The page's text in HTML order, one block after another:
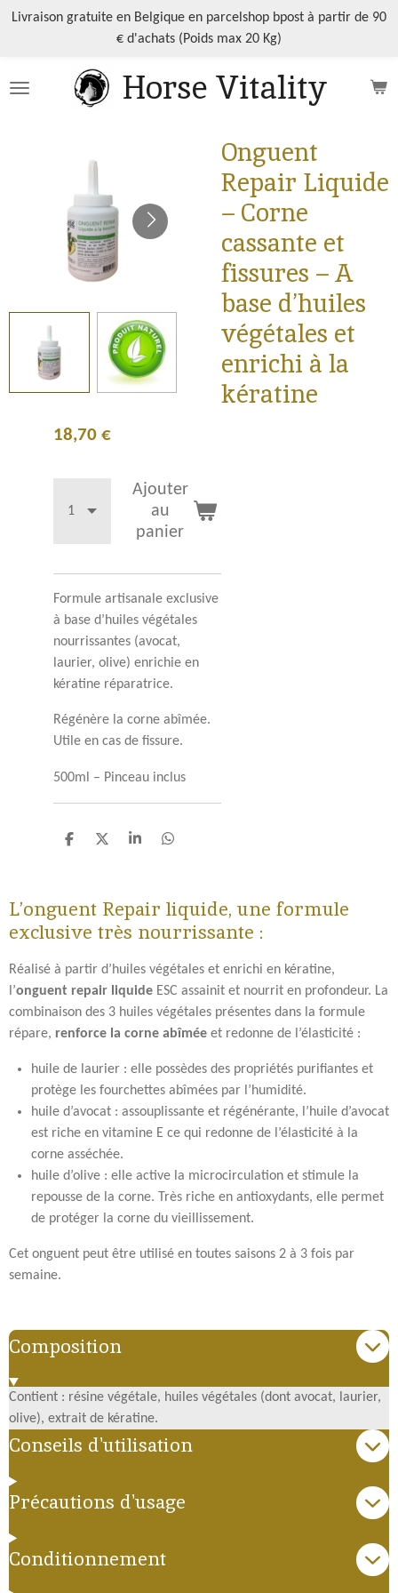
Passer
principal
Horse Vitality
Livraison gratuite en Belgique en parcelshop bpost à partir de 90
€ d'achats (Poids max 20 Kg)
Onguent
Repair Liquide
– Corne
cassante et
fissures – A
base d’huiles
végétales et
enrichi à la
kératine
18,70 €
Ajouter
au
panier
Formule artisanale exclusive
à base d’huiles végétales
nourrissantes (avocat,
laurier, olive) enrichie en
kératine réparatrice.
Régénère la corne abîmée.
Utile en cas de fissure.
500ml – Pinceau inclus
P
a
g
e
P
a
g
e
P
a
g
e
P
a
g
e
L’onguent Repair liquide, une formule
exclusive très nourrissante :
Réalisé à partir d’huiles végétales et enrichi en kératine,
l’onguent repair liquide ESC assainit et nourrit en profondeur. La
combinaison des 3 huiles végétales présentes dans la formule
répare, renforce la corne abîmée et redonne de l’élasticité :
huile de laurier : elle possèdes des propriétés purifiantes et
protège les fourchettes abîmées par l’humidité.
huile d’avocat : assouplissante et régénérante, l’huile d’avocat
est riche en vitamine E ce qui redonne de l’élasticité à la
corne asséchée.
huile d’olive : elle active la microcirculation et stimule la
repousse de la corne. Très riche en antioxydants, elle permet
de protéger la corne du vieillissement.
Cet onguent peut être utilisé en toutes saisons 2 à 3 fois par
semaine.
Composition
Contient : résine végétale, huiles végétales (dont avocat, laurier,
olive), extrait de kératine.
Conseils d'utilisation
Précautions d'usage
Conditionnement